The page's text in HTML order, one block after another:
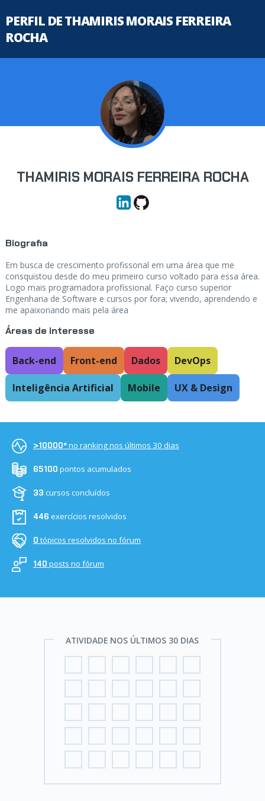
PERFIL DE THAMIRIS MORAIS FERREIRA
ROCHA
THAMIRIS MORAIS FERREIRA ROCHA
Biografia
Em busca de crescimento profissonal em uma área que me
consquistou desde do meu primeiro curso voltado para essa área.
Logo mais programadora profissional. Faço curso superior
Engenharia de Software e cursos por fora; vivendo, aprendendo e
me apaixonando mais pela área
Áreas de interesse
Back-end Front-end Dados DevOps
Inteligência Artificial Mobile UX & Design
>10000ºno ranking nos últimos 30 dias
65100 pontos acumulados
33 cursos concluídos
446 exercícios resolvidos
0 tópicos resolvidos no fórum
140 posts no fórum
ATIVIDADE NOS ÚLTIMOS 30 DIAS